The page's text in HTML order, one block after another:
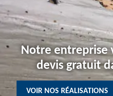
Notre entreprise
devis gratuit
VOIR NOS RÉALISATIONS